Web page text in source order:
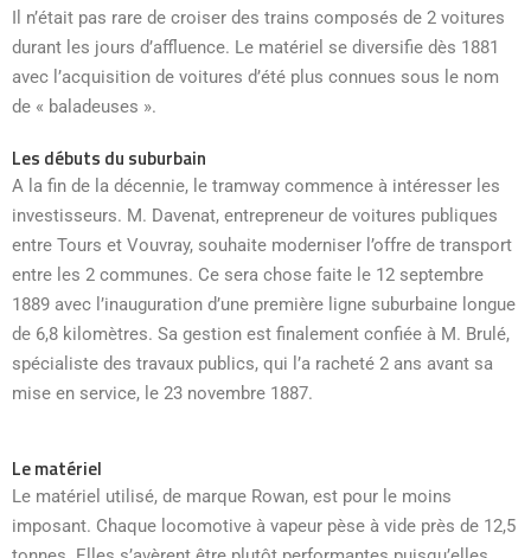
Il n’était pas rare de croiser des trains composés de 2 voitures
durant les jours d’affluence. Le matériel se diversifie dès 1881
avec l’acquisition de voitures d’été plus connues sous le nom
de « baladeuses ».
Les débuts du suburbain
A la fin de la décennie, le tramway commence à intéresser les
investisseurs. M. Davenat, entrepreneur de voitures publiques
entre Tours et Vouvray, souhaite moderniser l’offre de transport
entre les 2 communes. Ce sera chose faite le 12 septembre
1889 avec l’inauguration d’une première ligne suburbaine longue
de 6,8 kilomètres. Sa gestion est finalement confiée à M. Brulé,
spécialiste des travaux publics, qui l’a racheté 2 ans avant sa
mise en service, le 23 novembre 1887.
Le matériel
Le matériel utilisé, de marque Rowan, est pour le moins
imposant. Chaque locomotive à vapeur pèse à vide près de 12,5